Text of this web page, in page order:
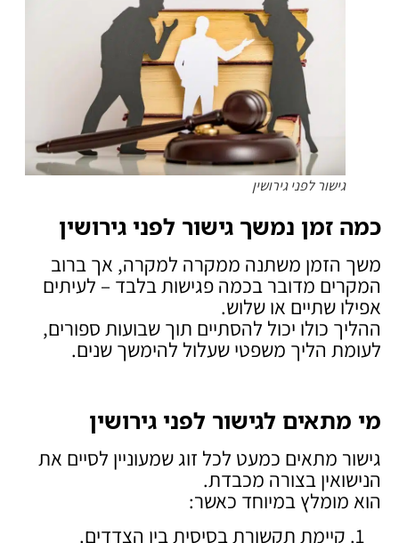
גישור לפני גירושין
כמה זמן נמשך גישור לפני גירושין
משך הזמן משתנה ממקרה למקרה, אך ברוב
המקרים מדובר בכמה פגישות בלבד – לעיתים
אפילו שתיים או שלוש.
ההליך כולו יכול להסתיים תוך שבועות ספורים,
לעומת הליך משפטי שעלול להימשך שנים.
מי מתאים לגישור לפני גירושין
גישור מתאים כמעט לכל זוג שמעוניין לסיים את
הנישואין בצורה מכבדת.
הוא מומלץ במיוחד כאשר:
קיימת תקשורת בסיסית בין הצדדים.